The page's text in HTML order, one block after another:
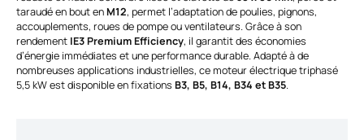
taraudé en bout enM12, permet l’adaptation de poulies, pignons,
accouplements, roues de pompe ou ventilateurs. Grâce à son
rendement IE3 Premium Efficiency, il garantit des économies
d’énergie immédiates et une performance durable. Adapté à de
nombreuses applications industrielles, ce moteur électrique triphasé
5,5 kW est disponible en fixations B3, B5, B14, B34 et B35.